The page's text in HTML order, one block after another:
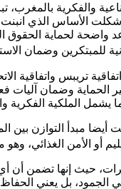
والفكرية بالمغرب،
بالقانونين 23.13 و31.05
وضمان
الملكية الفكرية
أيضا مبدأ التوازن
56 وما يليها من القانون 17.97
حيث إنها تضمن
الجمود، بل يعني